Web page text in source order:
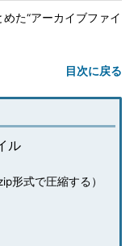
た“アーカイブファイ
目次に戻る
ル
形式で圧縮する）